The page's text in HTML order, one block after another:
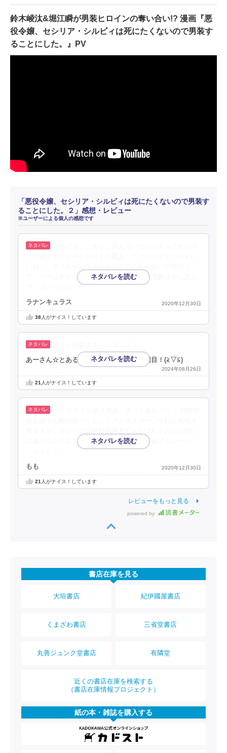
鈴木崚汰&堀江瞬が男装ヒロインの奪い合い!? 漫画『悪
役令嬢、セシリア・シルビィは死にたくないので男装す
ることにした。』PV
「悪役令嬢、セシリア・シルビィは死にたくないので男装す
ることにした。２」感想・レビュー
※ユーザーによる個人の感想です
て、ゲームがどうこうという場面をあまり理解せずに読ん
ラナンキュラス 2020年12月30日
38人がナイス！しています
あーさん☆とある漫画アプリの審査員３回目！(⁠≧⁠▽⁠≦⁠)
2024年08月26日
21人がナイス！しています
に振り回されるギルが、セシリアに想いを告げるシーン
もも 2020年12月30日
21 人がナイス！しています
レビューをもっと見る
powered by
書店在庫を見る
大垣書店 紀伊國屋書店
くまざわ書店 三省堂書店
丸善ジュンク堂書店 有隣堂
近くの書店在庫を検索する
（書店在庫情報プロジェクト）
紙の本・雑誌を購入する